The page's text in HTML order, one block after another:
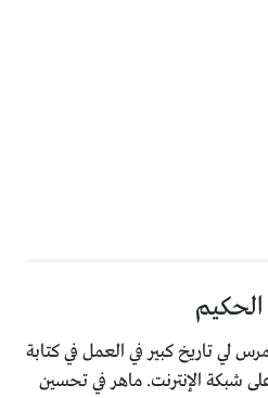
لي تاريخ كبير في العمل في كتابة
شبكة الإنترنت. ماهر في تحسين